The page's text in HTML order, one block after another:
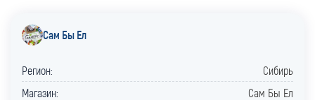
Сам Бы Ел
Регион:
Сибирь
Магазин:
Сам Бы Ел